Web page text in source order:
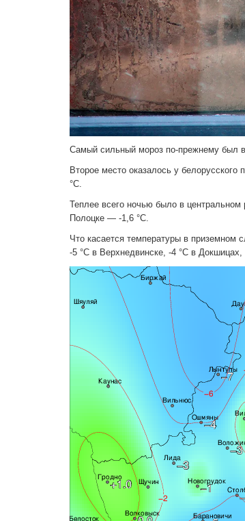
Самый сильный мороз по-прежнему был в
Второе место оказалось у
°C.
Теплее всего ночью было в
Полоцке — -1,6 °C.
Что касается температуры в приземном
-5 °C в Верхнедвинске, -4 °C в